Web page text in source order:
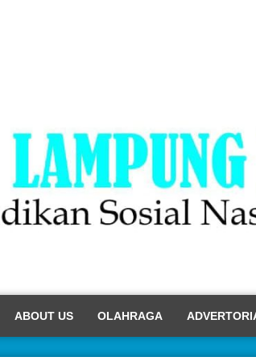
ABOUT US OLAHRAGA